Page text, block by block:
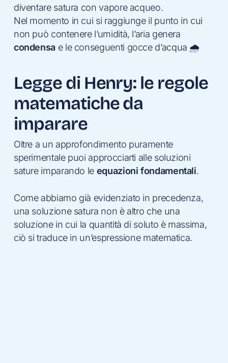
diventare satura con vapore acqueo.
Nel momento in cui si raggiunge il punto in cui
non può contenere l’umidità, l’aria genera
condensa e le conseguenti gocce d’acqua 🌧
Legge di Henry: le regole
matematiche da
imparare
Oltre a un approfondimento puramente
sperimentale puoi approcciarti alle soluzioni
sature imparando le equazioni fondamentali.
Come abbiamo già evidenziato in precedenza,
una soluzione satura non è altro che una
soluzione in cui la quantità di soluto è massima,
ciò si traduce in un’espressione matematica.